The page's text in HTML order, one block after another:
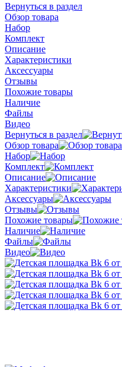
Вернуться в раздел
Обзор товара
Набор
Комплект
Описание
Характеристики
Аксессуары
Отзывы
Похожие товары
Наличие
Файлы
Видео
Вернуться в раздел
Обзор товара
Набор
Комплект
Описание
Характеристики
Аксессуары
Отзывы
Похожие товары
Наличие
Файлы
Видео